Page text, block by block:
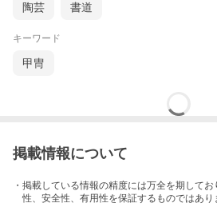
陶芸 書道
キーワード
甲冑
掲載情報について
・掲載している情報の精度には万全を期して
性、安全性、有用性を保証するものではあり